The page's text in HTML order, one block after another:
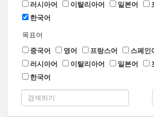
러시아어
이탈리아어 일본어
한국어
목표어
중국어
영어 프랑스어 스페인
러시아어
이탈리아어 일본어
한국어